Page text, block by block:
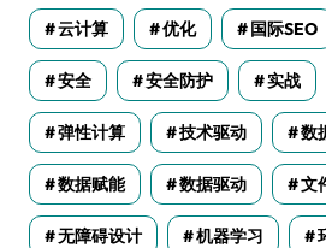
云计算 优化 国际SEO
安全 安全防护 实战
弹性计算 技术驱动 数
数据赋能 数据驱动 文
无障碍设计 机器学习